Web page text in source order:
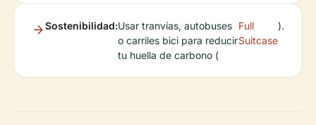
Sostenibilidad:Usar tranvías, autobuses
o carriles bici para reducir
tu huella de carbono (
Full
Suitcase
).